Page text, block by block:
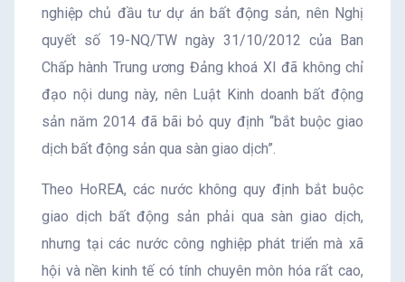
nghiệp chủ đầu tư dự án bất động sản, nên Nghị
quyết số 19-NQ/TW ngày 31/10/2012 của Ban
Chấp hành Trung ương Đảng khoá XI đã không chỉ
đạo nội dung này, nên Luật Kinh doanh bất động
sản năm 2014 đã bãi bỏ quy định “bắt buộc giao
dịch bất động sản qua sàn giao dịch”.
Theo HoREA, các nước không quy định bắt buộc
giao dịch bất động sản phải qua sàn giao dịch,
nhưng tại các nước công nghiệp phát triển mà xã
hội và nền kinh tế có tính chuyên môn hóa rất cao,